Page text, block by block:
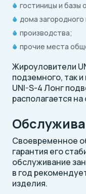
гостиницы и базы
дома
производства;
прочие места
Жироуловители
подземного, так
UNI-S-4 Лонг
располагается
Своевременное
гарантия его
обслуживание
в год
изделия.